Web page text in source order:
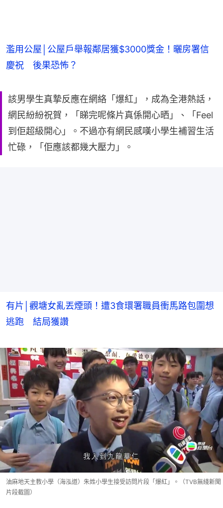
濫用公屋│公屋戶舉報鄰居獲$3000獎金！曬房署信
慶祝 後果恐怖？
該男學生真摯反應在網絡「爆紅」，成為全港熱話，
網民紛紛祝賀，「睇完呢條片真係開心晒」、「Feel
到佢超級開心」。不過亦有網民感嘆小學生補習生活
忙碌，「佢應該都幾大壓力」。
有片│觀塘女亂丟煙頭！遭3食環署職員衝馬路包圍想
逃跑 結局獲讚
油麻地天主教小學（海泓道）朱姓小學生接受訪問片段「爆紅」。（TVB無綫新聞
片段截圖）